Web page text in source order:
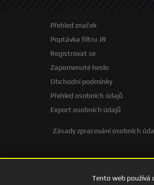
Přehled značek
Poptávka filtru JR
Registrovat se
Zapomenuté heslo
Obchodní podmínky
Přehled osobních údajů
Export osobních údajů
Zásady zpracování osobních
Tento web používá